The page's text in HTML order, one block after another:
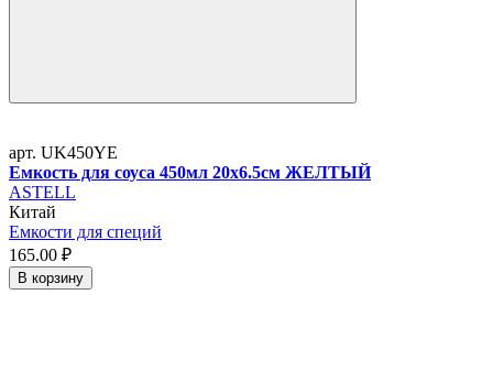
арт. UK450YE
Емкость для соуса 450мл 20х6.5см ЖЕЛТЫЙ
ASTELL
Китай
Емкости для специй
165.00 ₽
В корзину